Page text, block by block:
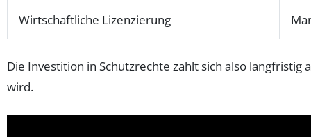
Wirtschaftliche Lizenzierung
Die Investition in Schutzrechte zahlt sich also
wird.